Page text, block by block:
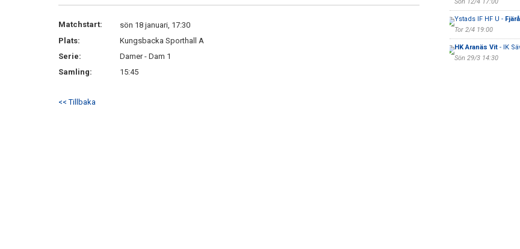
Matchstart:
sön 18 januari, 17:30
Plats:
Kungsbacka Sporthall A
Serie:
Damer - Dam 1
Samling:
15:45
<< Tillbaka
Ystads IF HF U -
Tor 2/4 19:00
HK Aranäs Vit- IK
Sön 29/3 14:30